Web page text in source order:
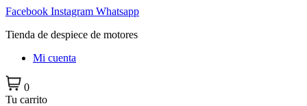
Ir
contenido
Facebook Instagram Whatsapp
Tienda de despiece de motores
Mi cuenta
0
Tu carrito